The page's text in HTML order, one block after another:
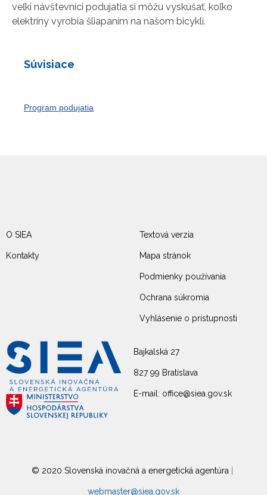
veľkí návštevníci podujatia si môžu vyskúšať, koľko
elektriny vyrobia šliapaním na našom bicykli.
Súvisiace
Program podujatia
Bajkalská 27
827 99 Bratislava
E-mail: office@siea.gov.sk
O SIEA
Kontakty
Textová verzia
Mapa stránok
Podmienky používania
Ochrana súkromia
Vyhlásenie o prístupnosti
© 2020 Slovenská inovačná a energetická agentúra
webmaster@siea.gov.sk